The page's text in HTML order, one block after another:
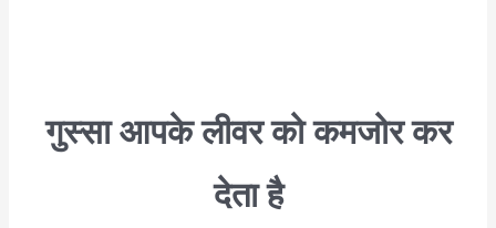
गुस्सा आपके लीवर को कमजोर कर
देता है